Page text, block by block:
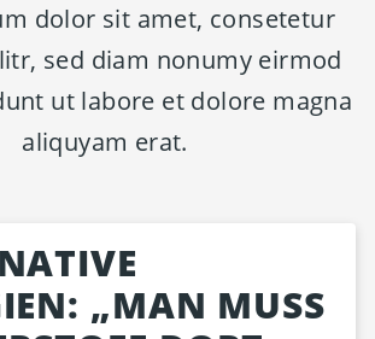
dolor sit amet, consetetur
sed diam nonumy eirmod
ut labore et dolore magna
aliquyam erat.
„MAN MUSS